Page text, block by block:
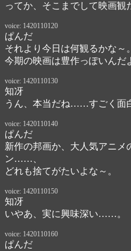
ってか、そこまでして映画観
voice: 1420110120
ぱんだ
それより今日は何観るかな～。
今期の映画は豊作っぽいんだ
voice: 1420110130
知冴
うん、本当だね……すごく面
voice: 1420110140
ぱんだ
新作の邦画か、大人気アニメ
ン……、
どれも捨てがたいよな～。
voice: 1420110150
知冴
いやあ、実に興味深い……。
voice: 1420110160
ぱんだ